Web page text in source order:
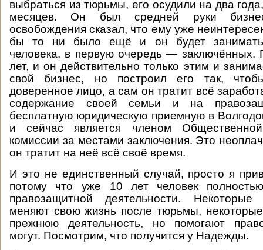
выбраться из тюрьмы, его осудили на два
месяцев. Он был средней руки
освобождения сказал, что ему уже
бы то ни было ещё и он будет
человека, в первую очередь —
лет, и он действительно только этим и
свой бизнес, но построил его так,
доверенное лицо, а сам он тратит всё
содержание своей семьи и на
бесплатную юридическую приемную в
и сейчас является членом
комиссии за местами заключения. Это
он тратит на неё всё своё время.
И это не единственный случай, просто я
потому что уже 10 лет человек
правозащитной деятельности.
меняют свою жизнь после тюрьмы,
прежнюю деятельность, но помогают
могут. Посмотрим, что получится у Надежды.